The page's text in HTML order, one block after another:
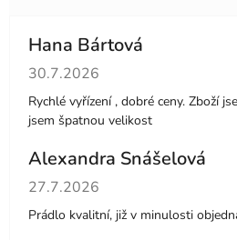
Hana Bártová
Hodnocení obchodu je 4 z 5
30.7.2026
Rychlé vyřízení , dobré ceny. Zboží
jsem špatnou velikost
Alexandra Snášelová
Hodnocení obchodu je 5 z 5
27.7.2026
Prádlo kvalitní, již v minulosti